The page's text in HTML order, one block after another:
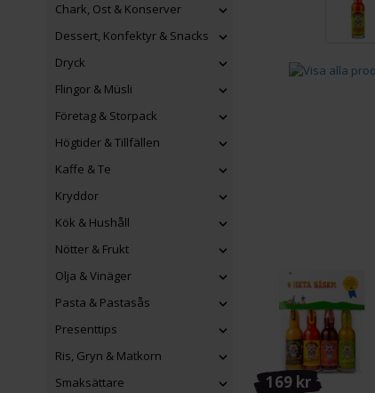
Chark, Ost & Konserver
Dessert, Konfektyr & Snacks
Dryck
Flingor & Müsli
Företag & Storpack
Högtider & Tillfällen
Kaffe & Te
Kryddor
Kök & Hushåll
Nötter & Frukt
Olja & Vinäger
Pasta & Pastasås
Presenttips
Ris, Gryn & Matkorn
Smaksättare
169 kr